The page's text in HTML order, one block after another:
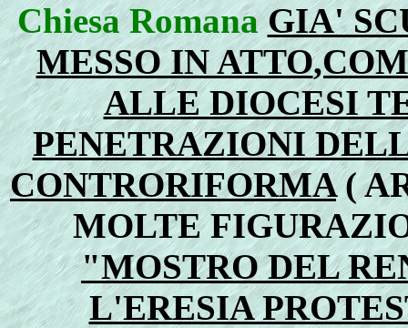
Chiesa RomanaGIA'
MESSO IN ATTO
ALLE DIOCESI
PENETRAZIONI
CONTRORIFORMA(
MOLTE
"MOSTRO DEL
L'ERESIA